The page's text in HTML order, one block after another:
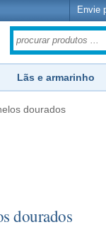
Envie
Lãs e armarinho
dourados
dourados